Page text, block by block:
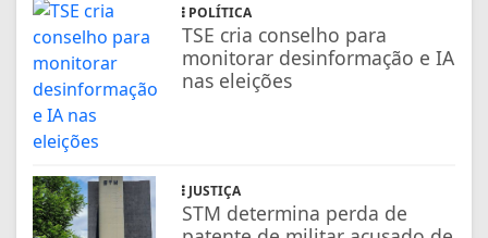
POLÍTICA
TSE cria conselho para
monitorar desinformação e IA
nas eleições
JUSTIÇA
STM determina perda de